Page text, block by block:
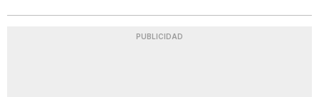
PUBLICIDAD